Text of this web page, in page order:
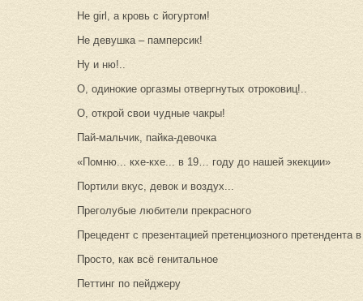
Не girl, а кровь с йогуртом!
Не девушка – памперсик!
Ну и ню!..
О, одинокие оргазмы отвергнутых отроковиц!..
О, открой свои чудные чакры!
Пай-мальчик, пайка-девочка
«Помню... кхе-кхе... в 19… году до нашей экекции»
Портили вкус, девок и воздух...
Преголубые любители прекрасного
Прецедент с презентацией претенциозного претендента
Просто, как всё генитальное
Петтинг по пейджеру